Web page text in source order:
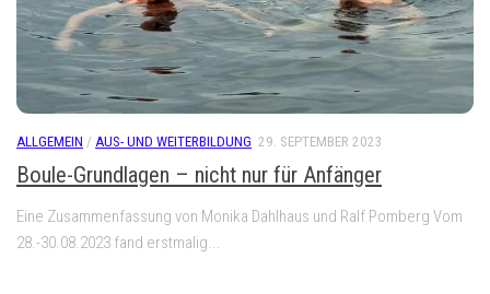
ALLGEMEIN / AUS- UND WEITERBILDUNG 29. SEPTEMBER 2023
Boule-Grundlagen – nicht nur für Anfänger
Eine Zusammenfassung von Monika Dahlhaus und Ralf Pomberg Vom
28.-30.08.2023 fand erstmalig...